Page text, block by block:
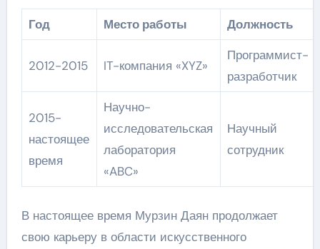
Год Место работы Должность
2012-2015 IT-компания «XYZ»
Программист-
разработчик
2015-
настоящее
время
Научно-
исследовательская
лаборатория
«ABC»
Научный
сотрудник
В настоящее время Мурзин Даян продолжает
свою карьеру в области искусственного